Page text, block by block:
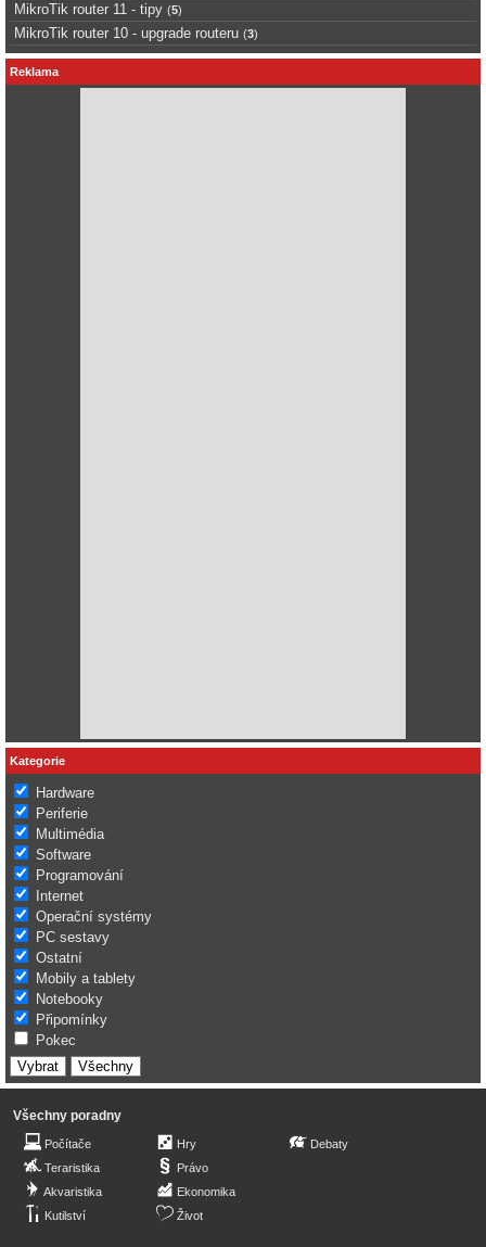
MikroTik router 11 - tipy (5)
MikroTik router 10 - upgrade routeru (3)
Reklama
Kategorie
Hardware
Periferie
Multimédia
Software
Programování
Internet
Operační systémy
PC sestavy
Ostatní
Mobily a tablety
Notebooky
Připomínky
Pokec
Všechny poradny
Počítače
Teraristika
Akvaristika
Kutilství
Hry
Právo
Ekonomika
Život
Debaty